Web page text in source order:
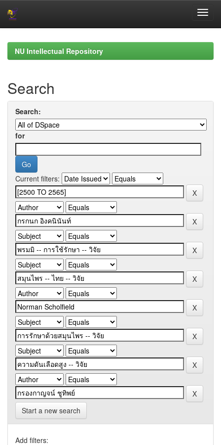
navigationNU Intellectual Repository
Search
Search:
for
Current filters:
Start a new search
Add filters: